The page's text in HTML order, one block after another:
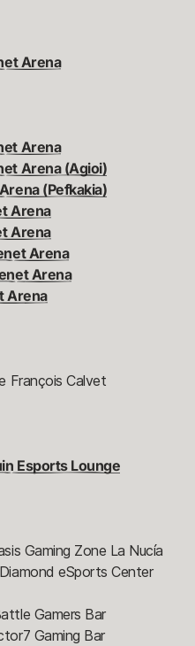
Arena
Arena
Arena (Agioi)
(Pefkakia)
Arena
Arena
Arena
Arena
Arena
François Calvet
Esports Lounge
Gaming Zone La Nucía
eSports Center
Gamers Bar
Gaming Bar